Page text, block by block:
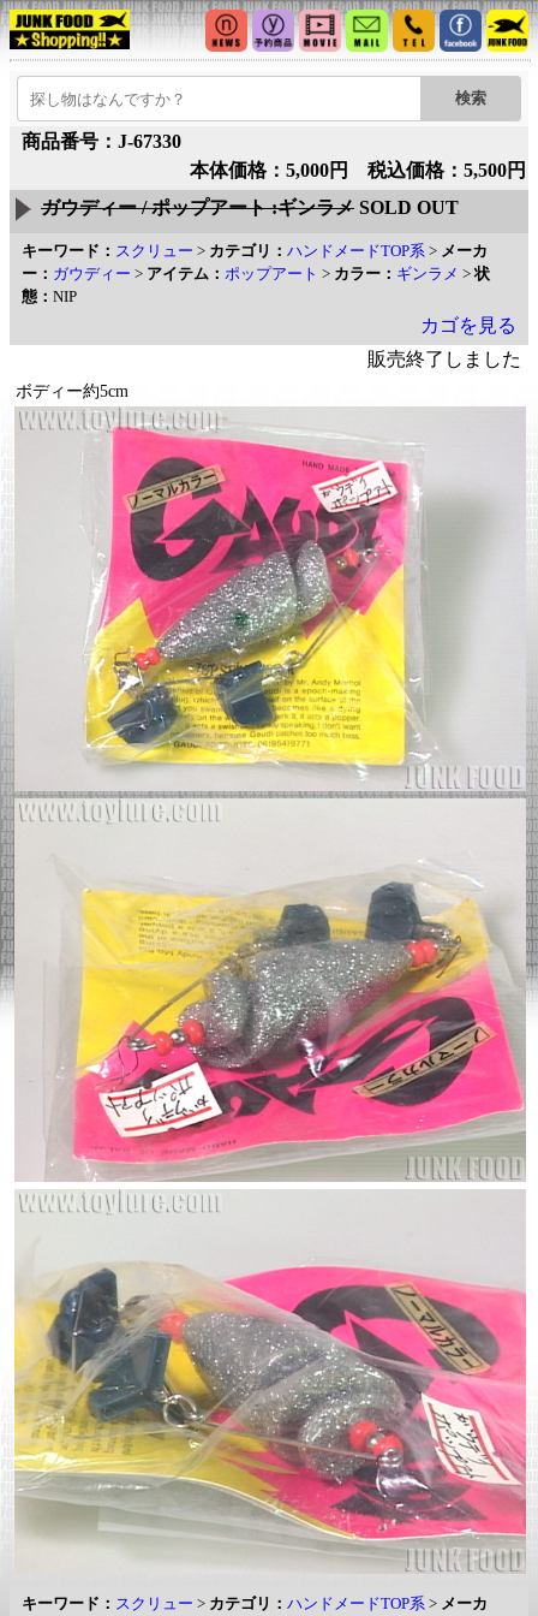
商品番号：J-67330
本体価格：5,000円 税込価格：5,500円
ガウディー / ポップアート :ギンラメ SOLD OUT
キーワード： スクリュー > カテゴリ： ハンドメードTOP系 > メーカ
ー： ガウディー > アイテム： ポップアート > カラー： ギンラメ >状
態： NIP
カゴを見る
販売終了しました
ボディー約5cm
キーワード： スクリュー > カテゴリ： ハンドメードTOP系 > メーカ